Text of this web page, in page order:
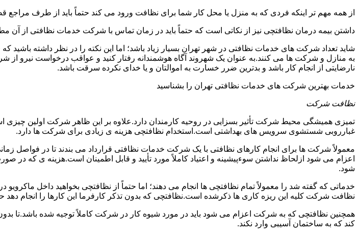
از همه مهم تر اینکه فردی که به منزل یا محل کار شما برای نظافت ورود می کند حتماً باید از طرف مراجع
داشتن بیمه درمان نظافتچی نیز از نکاتی است که حتماً باید در زمان تماس با شرکت خدمات نظافتی از آن
شاید تعداد شرکت های خدمات نظافتی در شهر تهران بسیار زیاد باشد؛ اما این نکته را در نظر داشته
به منازل و شرکت ها می کنند.به عنوان یک شهروند آگاه هوشمندانه رفتار کنید و عواقب درخواست نیرو
نارضایتی از انجام کار باشد و بدترین ضرر خسارت به اموالتان و یا خدای نکرده سرقت باشد.
خدمات بهترین شرکت های خدمات نظافتی تهران را بشناسید
نظافت شرکت
تمیزی همیشگی محیط شرکت تأثیر بسزایی در روحیه کارمندان دارد.علاوه بر این ظاهر شرکت اولین
غبارروبی شستشوی سرویس های بهداشتی است.استخدام نظافتچی هزینه ی زیادی برای شرکت ها دارد.
معمولاً شرکت ها برای انجام کارهای نظافتی با یک شرکت خدمات نظافتی قرارداد می بندند تا در
اعزام می شود ازلحاظ نداشتن سوءپیشینه و اعتیاد کاملاً مورد تأیید و قابل اطمینان است.هزینه ی
شود.
خدماتی که گفته شد را معمولاً تمام نظافتچی ها انجام می دهند؛ اما حتماً از نظافتچی بخواهید داخل
نظافت شرکت کلیه این ریزه کاری ها ذکرشده است.نظافتچی که بدون تذکر کارفرما این کارها را انجام
همچنین نظافتچی که به شرکت اعزام می شود باید در مورد شیوه کار در شرکت کاملاً توجیه شده باشد.تا
کند که به ساختمان آسیبی وارد نکند.